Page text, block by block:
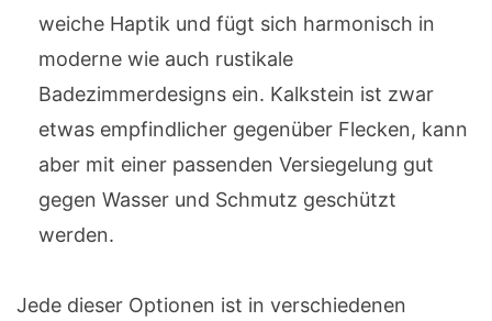
weiche Haptik und fügt sich harmonisch in
moderne wie auch rustikale
Badezimmerdesigns ein. Kalkstein ist zwar
etwas empfindlicher gegenüber Flecken, kann
aber mit einer passenden Versiegelung gut
gegen Wasser und Schmutz geschützt
werden.
Jede dieser Optionen ist in verschiedenen